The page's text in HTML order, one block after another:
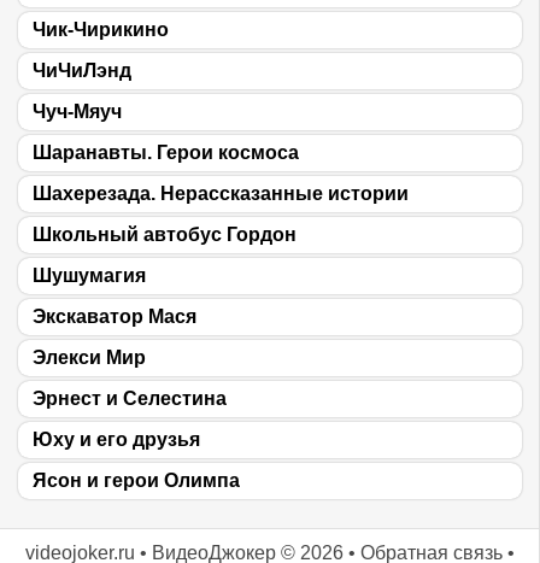
Чик-Чирикино
ЧиЧиЛэнд
Чуч-Мяуч
Шаранавты. Герои космоса
Шахерезада. Нерассказанные истории
Школьный автобус Гордон
Шушумагия
Экскаватор Мася
Элекси Мир
Эрнест и Селестина
Юху и его друзья
Ясон и герои Олимпа
videojoker.ru • ВидеоДжокер © 2026 • Обратная связь •